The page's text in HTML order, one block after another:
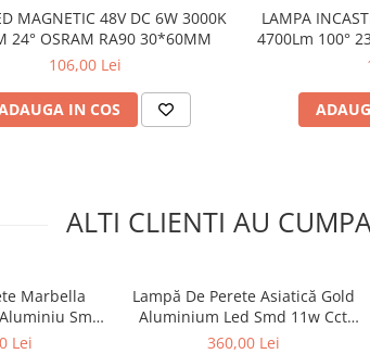
ACRILIC
perete
MAGNETIC 48V DC 6W 3000K
24° OSRAM RA90 30*60MM
106,00 Lei
IN COS
LAMPA
4700Lm 100°
ALTI CLIENTI AU
Marbella
Smd
715lm
Lei
Lampă De Perete Asiatică Gold
Aluminium Led Smd 11w Cct
715lm Ip20 164x222x400-
360,00 Lei